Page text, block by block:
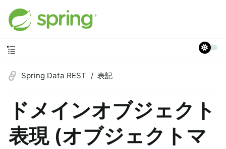
Spring Data REST 表記
ドメインオブジェクト
表現 (オブジェクトマ